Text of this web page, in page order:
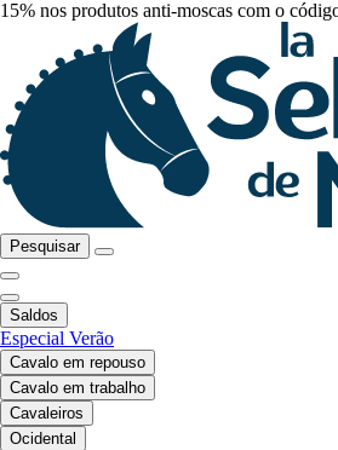
15% nos produtos anti-moscas com o
Pesquisar
Saldos
Especial Verão
Cavalo em repouso
Cavalo em trabalho
Cavaleiros
Ocidental